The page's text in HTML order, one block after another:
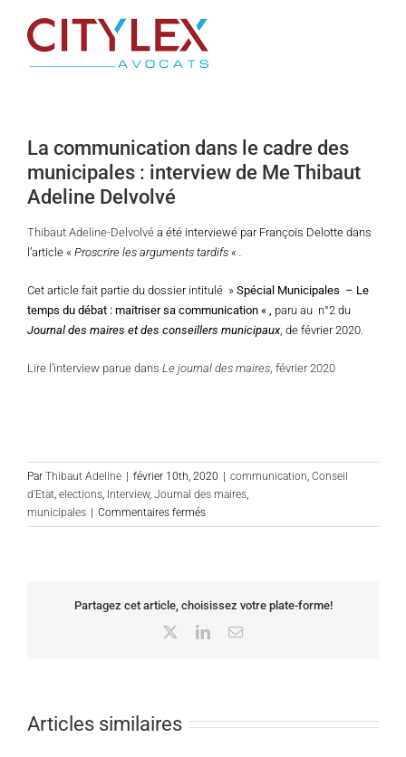
contenu
La communication dans le cadre des
municipales : interview de Me Thibaut
Adeline Delvolvé
Thibaut Adeline-Delvolvé a été interviewé par François Delotte dans
l’article « Proscrire les arguments tardifs « .
Cet article fait partie du dossier intitulé » Spécial Municipales – Le
temps du débat : maitriser sa communication « , paru au n°2 du
Journal des maires et des conseillers municipaux, de février 2020.
Lire l’interview parue dans Le journal des maires , février 2020
Par Thibaut Adeline | février 10th, 2020 | communication Conseil
d'Etat elections Interview, Journal des maires
municipales | Commentaires ferméssur
La
cadre
municipales
Thibaut
Partagez cet article, choisissez votre plate-forme!
LinkedInEmail
Articles similaires